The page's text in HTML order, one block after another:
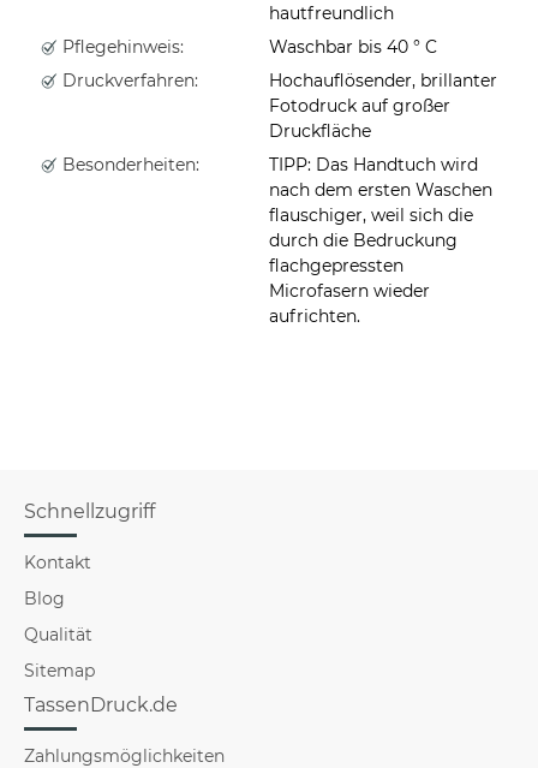
hautfreundlich
Pflegehinweis:
Waschbar bis 40 ° C
Druckverfahren:
Hochauflösender, brillanter
Fotodruck auf großer
Druckfläche
Besonderheiten:
TIPP: Das Handtuch wird
nach dem ersten Waschen
flauschiger, weil sich die
durch die Bedruckung
flachgepressten
Microfasern wieder
aufrichten.
Schnellzugriff
Kontakt
Blog
Qualität
Sitemap
TassenDruck.de
Zahlungsmöglichkeiten